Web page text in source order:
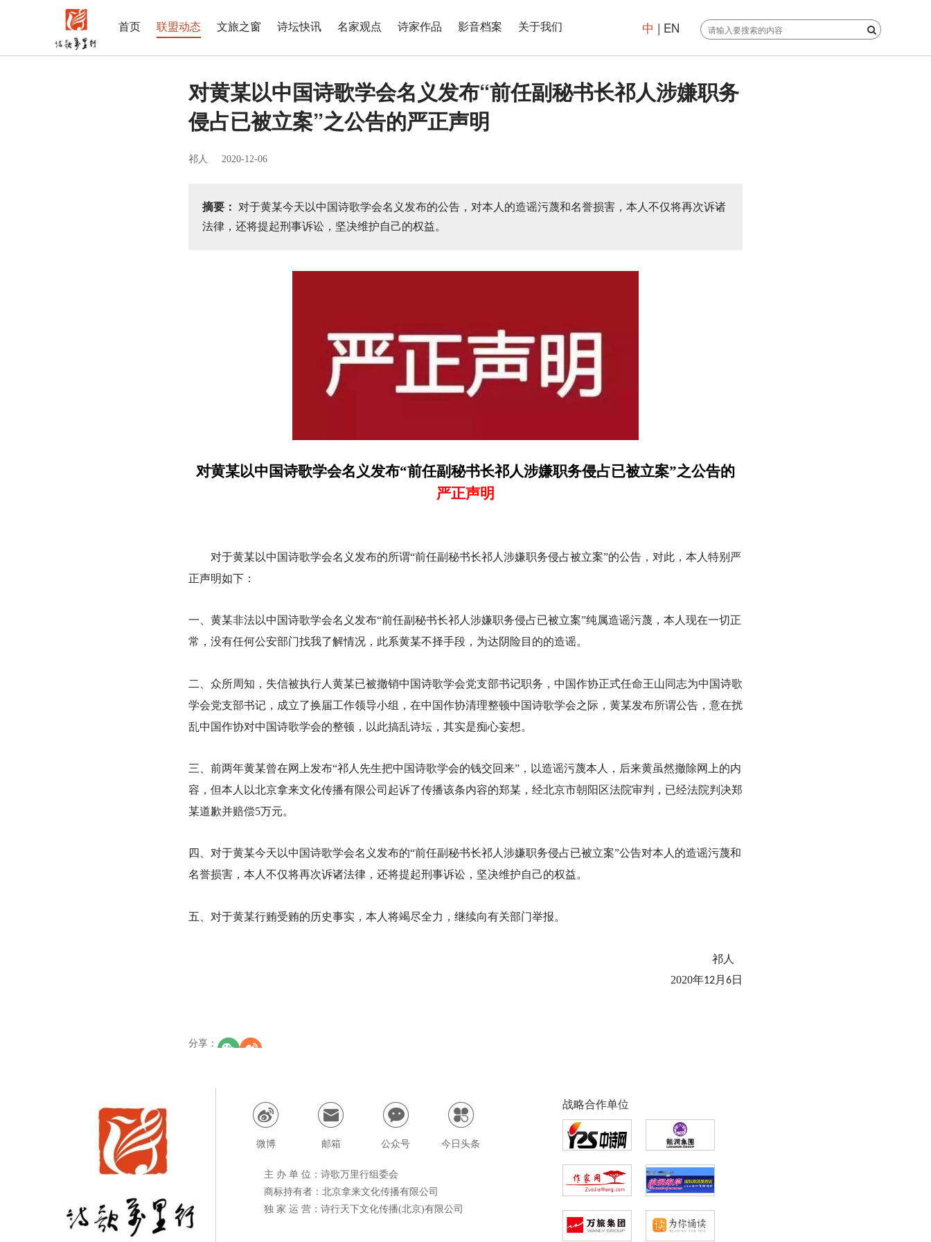
中 | EN
首页 联盟动态 文旅之窗 诗坛快讯 名家观点 诗家作品 影音档案 关于我们
对黄某以中国诗歌学会名义发布“前任副秘书长祁人涉嫌职务
侵占已被立案”之公告的严正声明
祁人 2020-12-06
摘要：
对于黄某今天以中国诗歌学会名义发布的公告，对本人的造谣污蔑和名誉损害，本人不仅将再次诉诸
法律，还将提起刑事诉讼，坚决维护自己的权益。
对黄某以中国诗歌学会名义发布“前任副秘书长祁人涉嫌职务侵占已被立案”之公告的
严正声明
对于黄某以中国诗歌学会名义 发布的所谓“前任副秘书长祁人涉嫌职务侵占被立案”的公告 ，对此， 本人 特别严
正声明如下：
一、黄某非法以中国诗歌学会名义发布“前任副秘书长祁人涉嫌职务侵占已被立案”纯属造谣污蔑 ，本人现在一切正
常，没有任何公安部门找我了解情况 ， 此系黄某不择手段，为达阴险目的的造谣。
二、众所周知 ，失信被执行人黄某已被撤销中国诗歌学会党支部书记职务，中国作协正式任命王山同志为中国诗歌
学会党支部书记，成立了换届工作领导小组，在中国作协清理整顿中国诗歌学会之际，黄某发布所谓公告，意在扰
乱中国作协对中国诗歌学会的整顿，以此搞乱诗坛，其实是痴心妄想。
三、前两年黄某曾在网上发布“祁人先生把中国诗歌学会的钱交回来”，以造谣污蔑本人，后来黄虽然撤除网上的内
容，但本人以北京拿来文化传播有限公司起诉了传播该条内容的郑某，经北京市朝阳区法院审判，已经法院判决郑
某道歉并赔偿5万元。
四、对于黄某今天以中国诗歌学会名义发布的“前任副秘书长祁人涉嫌职务侵占已被立案”公告对本人的造谣污蔑和
名誉损害 ，本人不仅将再次诉诸法律，还将提起刑事诉讼，坚决维护自己的权益。
五、对于黄某行贿受贿的历史事实，本人将竭尽全力，继续向有关部门举报。
祁人
2020年12月 6日
分享 ：
微博 邮箱 公众号 今日头条
主 办 单 位：诗歌万里行组委会
商标持有者：北京拿来文化传播有限公司
独 家 运 营：诗行天下文化传播(北京)有限公司
战略合作单位